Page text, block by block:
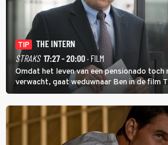
TIP
THE INTERN
STRAKS 17:27 - 20:00· FILM
Omdat het leven van een pensionado toch
verwacht, gaat weduwnaar Ben in de film
bij de hippe webwinkel van Jules, wat een